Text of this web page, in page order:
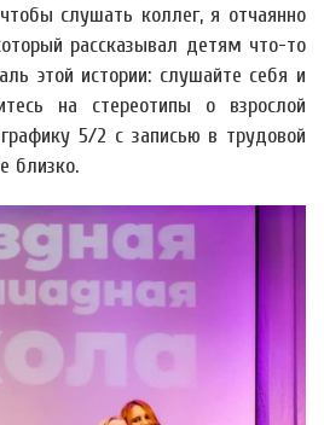
слушать коллег, я отчаянно
рассказывал детям что-то
этой истории: слушайте себя и
на стереотипы о взрослой
5/2 с записью в трудовой
близко.